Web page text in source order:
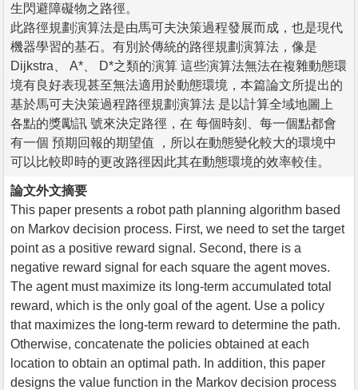
生閃避障礙物之路徑。
此路徑規劃演算法是由馬可夫決策過程發展而成，也是現代
機器學習的基石。有別於傳統的路徑規劃演算法，像是
Dijkstra、 A*、 D*之類的演算 這些演算法無法在複雜動態環
境有良好表現甚至無法適用於動態環境，本篇論文所提出的
基於馬可夫決策過程路徑規劃演算法 是以計算全域地圖上
各點的獎勵訊 號來決定路徑，在 每個時刻、每一個點都會
有一個 預期回報的期望值 ，所以在動態變化較大的環境中
可以比較即時的更改路徑因此其在動態環境的效率較佳。
論文外文摘要
This paper presents a robot path planning algorithm based
on Markov decision process. First, we need to set the target
point as a positive reward signal. Second, there is a
negative reward signal for each square the agent moves.
The agent must maximize its long-term accumulated total
reward, which is the only goal of the agent. Use a policy
that maximizes the long-term reward to determine the path.
Otherwise, concatenate the policies obtained at each
location to obtain an optimal path. In addition, this paper
designs the value function in the Markov decision process